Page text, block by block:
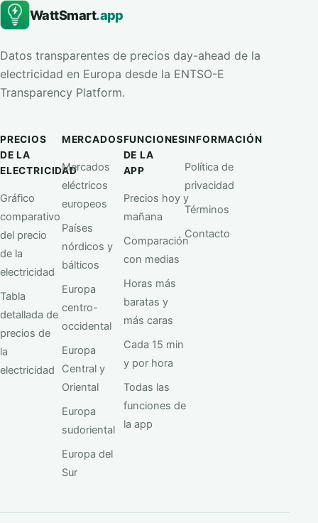
WattSmart.app
Datos transparentes de precios day-ahead de la
electricidad en Europa desde la ENTSO-E
Transparency Platform.
PRECIOS
DE LA
ELECTRICIDAD
Gráfico
comparativo
del precio
de la
electricidad
Tabla
detallada de
precios de
la
electricidad
MERCADOS
Mercados
eléctricos
europeos
Países
nórdicos y
bálticos
Europa
centro-
occidental
Europa
Central y
Oriental
Europa
sudoriental
Europa del
Sur
FUNCIONES
DE LA
APP
Precios hoy y
mañana
Comparación
con medias
Horas más
baratas y
más caras
Cada 15 min
y por hora
Todas las
funciones de
la app
INFORMACIÓN
Política de
privacidad
Términos
Contacto